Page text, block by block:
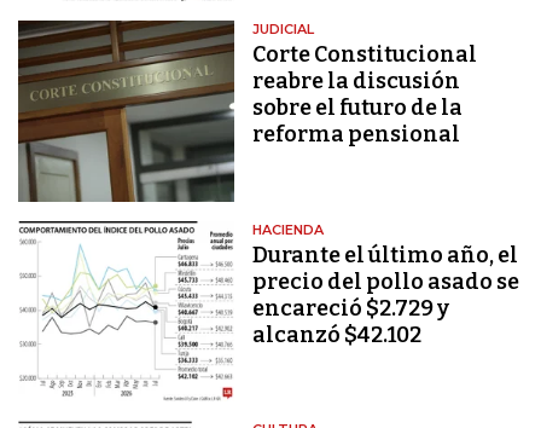
JUDICIAL
Corte Constitucional
reabre la discusión
sobre el futuro de la
reforma pensional
HACIENDA
Durante el último año, el
precio del pollo asado se
encareció $2.729 y
alcanzó $42.102